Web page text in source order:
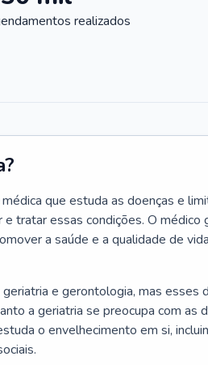
realizados
que estuda as doenças e
tratar essas condições. O médico
a saúde e a qualidade de
e gerontologia, mas esses
a geriatria se preocupa com as
o envelhecimento em si,